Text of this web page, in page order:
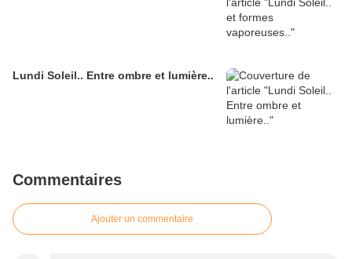
Lundi Soleil.. Entre ombre et lumière..
Commentaires
Ajouter un commentaire